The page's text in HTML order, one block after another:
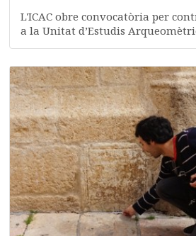
L'ICAC obre convocatòria per
a la Unitat d’Estudis